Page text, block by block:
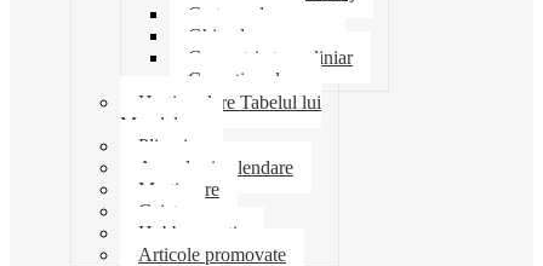
Creta scolara
Ghiozdane penare
Geometrie trusa liniar
Coperti scolare
Harti scolare Tabelul lui
Mendeleev
Plicuri
Agende si calendare
Martisoare
Caiete
Hobby creatie
Articole promovate